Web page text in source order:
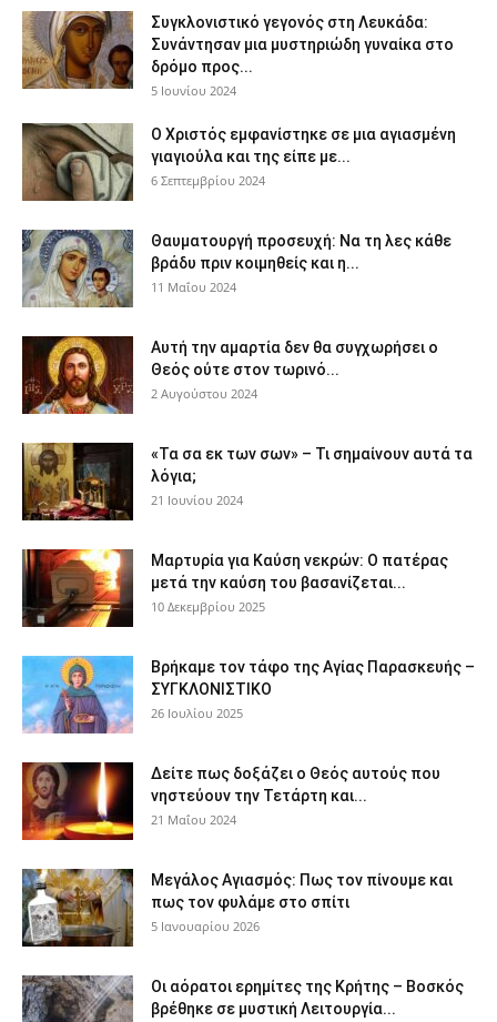
Συγκλονιστικό γεγονός στη Λευκάδα:
Συνάντησαν μια μυστηριώδη γυναίκα στο
δρόμο προς...
5 Ιουνίου 2024
Ο Χριστός εμφανίστηκε σε μια αγιασμένη
γιαγιούλα και της είπε με...
6 Σεπτεμβρίου 2024
Θαυματουργή προσευχή: Να τη λες κάθε
βράδυ πριν κοιμηθείς και η...
11 Μαΐου 2024
Αυτή την αμαρτία δεν θα συγχωρήσει ο
Θεός ούτε στον τωρινό...
2 Αυγούστου 2024
«Τα σα εκ των σων» – Τι σημαίνουν αυτά τα
λόγια;
21 Ιουνίου 2024
Μαρτυρία για Καύση νεκρών: Ο πατέρας
μετά την καύση του βασανίζεται...
10 Δεκεμβρίου 2025
Βρήκαμε τον τάφο της Αγίας Παρασκευής –
ΣΥΓΚΛΟΝΙΣΤΙΚΟ
26 Ιουλίου 2025
Δείτε πως δοξάζει ο Θεός αυτούς που
νηστεύουν την Τετάρτη και...
21 Μαΐου 2024
Μεγάλος Αγιασμός: Πως τον πίνουμε και
πως τον φυλάμε στο σπίτι
5 Ιανουαρίου 2026
Οι αόρατοι ερημίτες της Κρήτης – Βοσκός
βρέθηκε σε μυστική Λειτουργία...